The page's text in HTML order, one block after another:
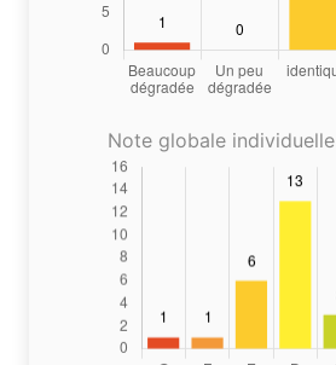
Note globale individuelle